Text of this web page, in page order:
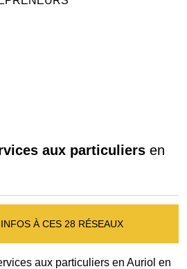
aux particuliers en
À CES 28 RÉSEAUX
aux particuliers en Auriol en